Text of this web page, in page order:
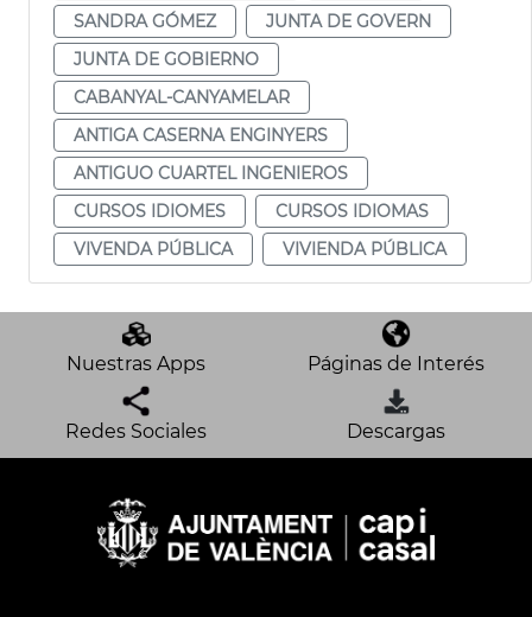
SANDRA GÓMEZ
JUNTA DE GOVERN
JUNTA DE GOBIERNO
CABANYAL-CANYAMELAR
ANTIGA CASERNA ENGINYERS
ANTIGUO CUARTEL INGENIEROS
CURSOS IDIOMES
CURSOS IDIOMAS
VIVENDA PÚBLICA
VIVIENDA PÚBLICA
Nuestras Apps Páginas de Interés
Redes Sociales Descargas